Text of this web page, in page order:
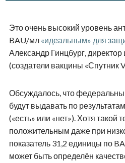
Это очень высокий уровень
BAU/мл «идеальным» для
Александр Гинцбург,
(создатели вакцины «Спутник
Обсуждалось, что
будут выдавать по результатам
(«есть» или «нет»). Хотя такой
положительным даже при
показатель 31,2 единицы по
может быть определён